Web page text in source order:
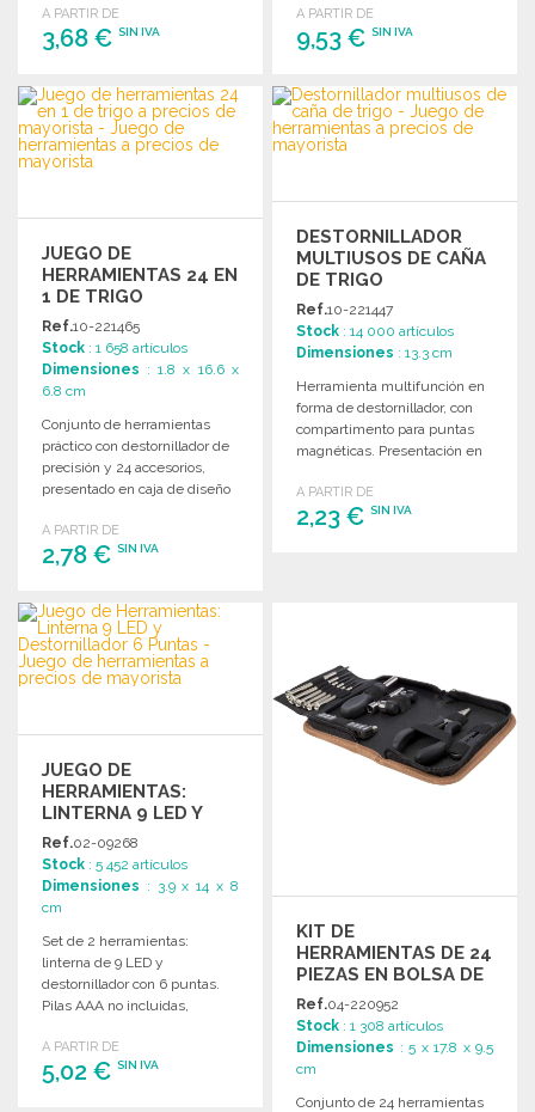
A PARTIR DE
3,68 € SIN IVA
PEDIR
Solicitar un presupuesto
A PARTIR DE
9,53 €SIN IVA
PEDIR
Solicitar un presupuesto
JUEGO DE
HERRAMIENTAS 24 EN
1 DE TRIGO
Ref.10-221465
Stock : 1 658 artículos
Dimensiones : 1.8 x 16.6 x
6.8 cm
Conjunto de herramientas
práctico con destornillador de
precisión y 24 accesorios,
presentado en caja de diseño
A PARTIR DE
2,78 € SIN IVA
PEDIR
Solicitar un presupuesto
DESTORNILLADOR
MULTIUSOS DE CAÑA
DE TRIGO
Ref.10-221447
Stock : 14 000 artículos
Dimensiones : 13.3 cm
Herramienta multifunción en
forma de destornillador, con
compartimento para puntas
magnéticas. Presentación en
A PARTIR DE
2,23 €SIN IVA
JUEGO DE
HERRAMIENTAS:
LINTERNA 9 LED Y
DESTORNILLADOR 6
PUNTAS
Ref.02-09268
Stock : 5 452 artículos
Dimensiones : 3.9 x 14 x 8
cm
Set de 2 herramientas:
linterna de 9 LED y
destornillador con 6 puntas.
Pilas AAA no incluidas,
A PARTIR DE
5,02 € SIN IVA
KIT DE
HERRAMIENTAS DE 24
PIEZAS EN BOLSA DE
CORCHO A PRECIOS
DE MAYORISTA
Ref.04-220952
Stock : 1 308 artículos
Dimensiones : 5 x 17.8 x 9.5
cm
Conjunto de 24 herramientas